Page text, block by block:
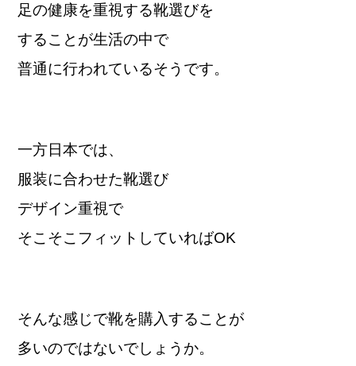
足の健康を重視する靴選びを
することが生活の中で
普通に行われているそうです。
一方日本では、
服装に合わせた靴選び
デザイン重視で
そこそこフィットしていればOK
そんな感じで靴を購入することが
多いのではないでしょうか。